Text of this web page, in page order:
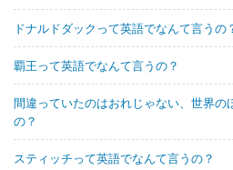
ドナルドダックって英語でなんて言うの
覇王って英語でなんて言うの？
間違っていたのはおれじゃない、世界の
の？
スティッチって英語でなんて言うの？